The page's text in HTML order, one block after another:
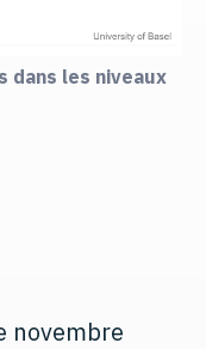
dans les niveaux
novembre